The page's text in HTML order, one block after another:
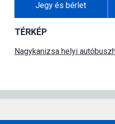
Jegy és bérlet
TÉRKÉP
Nagykanizsa helyi